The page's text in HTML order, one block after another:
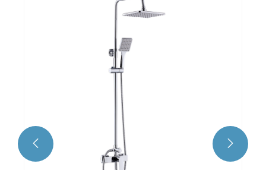
Hoe draagt de regio Asia Pacific die
bijdraagt aan de snelle expansie van de
thermostatische douchekraanmarkt?
Bekijk meer >>
 